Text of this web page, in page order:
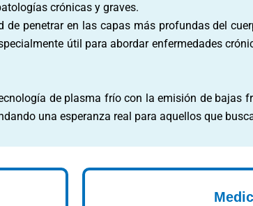
crónicas y graves.
penetrar en las capas más profundas del
útil para abordar enfermedades
de plasma frío con la emisión de bajas
una esperanza real para aquellos que